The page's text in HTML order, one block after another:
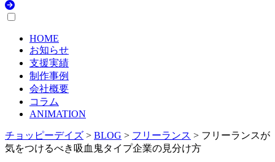
HOME
お知らせ
支援実績
制作事例
会社概要
コラム
ANIMATION
チョッピーデイズ > BLOG > フリーランス > フリーランスが
気をつけるべき吸血鬼タイプ企業の見分け方